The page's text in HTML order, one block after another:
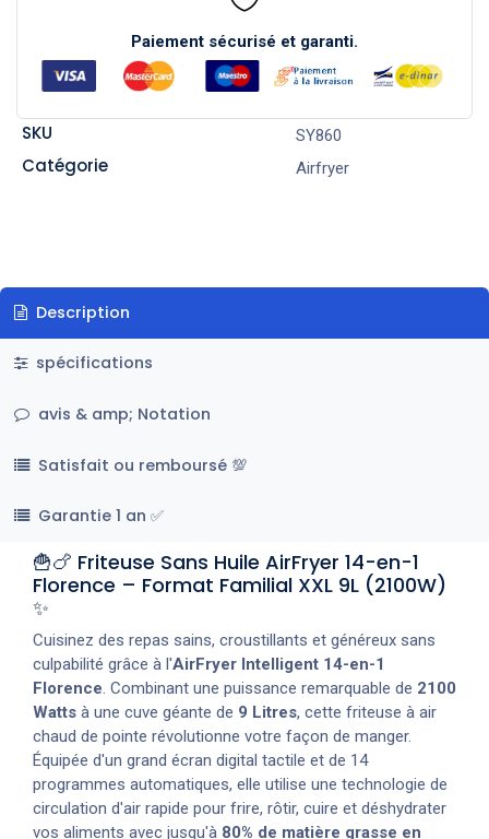
Paiement sécurisé et garanti.
SKU SY860
Catégorie Airfryer
Description
spécifications
avis & amp; Notation
Satisfait ou remboursé 💯
Garantie 1 an ✅
🍟🍗 Friteuse Sans Huile AirFryer 14-en-1
Florence – Format Familial XXL 9L (2100W)
✨
Cuisinez des repas sains, croustillants et généreux sans
culpabilité grâce à l'AirFryer Intelligent 14-en-1
Florence. Combinant une puissance remarquable de 2100
Watts à une cuve géante de 9 Litres, cette friteuse à air
chaud de pointe révolutionne votre façon de manger.
Équipée d'un grand écran digital tactile et de 14
programmes automatiques, elle utilise une technologie de
circulation d'air rapide pour frire, rôtir, cuire et déshydrater
vos aliments avec jusqu'à 80% de matière grasse en